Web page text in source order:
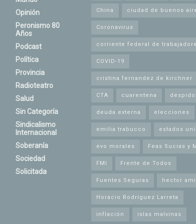
Opinión
Peronismo 80
Años
Podcast
Política
Provincia
Radioteatro
Salud
Sin Categoría
Sindicalismo
Internacional
Soberanía
Sociedad
Solicitada
China ciudad de buenos
Coronavirus
corriente federal de
COVID-19
cristina fernandez de kirchner
CTA cuarentena
deuda externa elecciones
emilia trabucco estados
evo morales Feas Sucias y
FMI Frente de Todos
Fuentes Seguras hector
Horacio Rodríguez Larreta
inflación islas malvinas